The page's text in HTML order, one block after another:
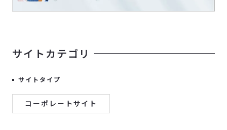
サイトカテゴリ
サイトタイプ
コーポレートサイト